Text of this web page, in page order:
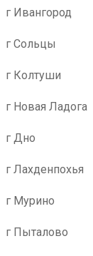
г Ивангород
г Сольцы
г Колтуши
г Новая Ладога
г Дно
г Лахденпохья
г Мурино
г Пыталово